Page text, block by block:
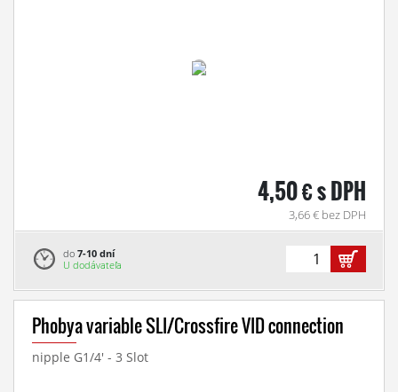
4,50 € s DPH
3,66 € bez DPH
do 7-10 dní
U dodávateľa
Phobya variable SLI/Crossfire VID connection
nipple G1/4' - 3 Slot